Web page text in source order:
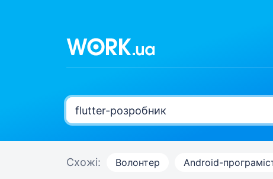
Схожі: Волонтер Android-